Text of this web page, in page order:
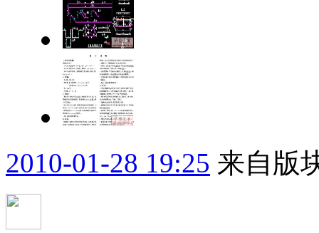
2010-01-28 19:25 来自版